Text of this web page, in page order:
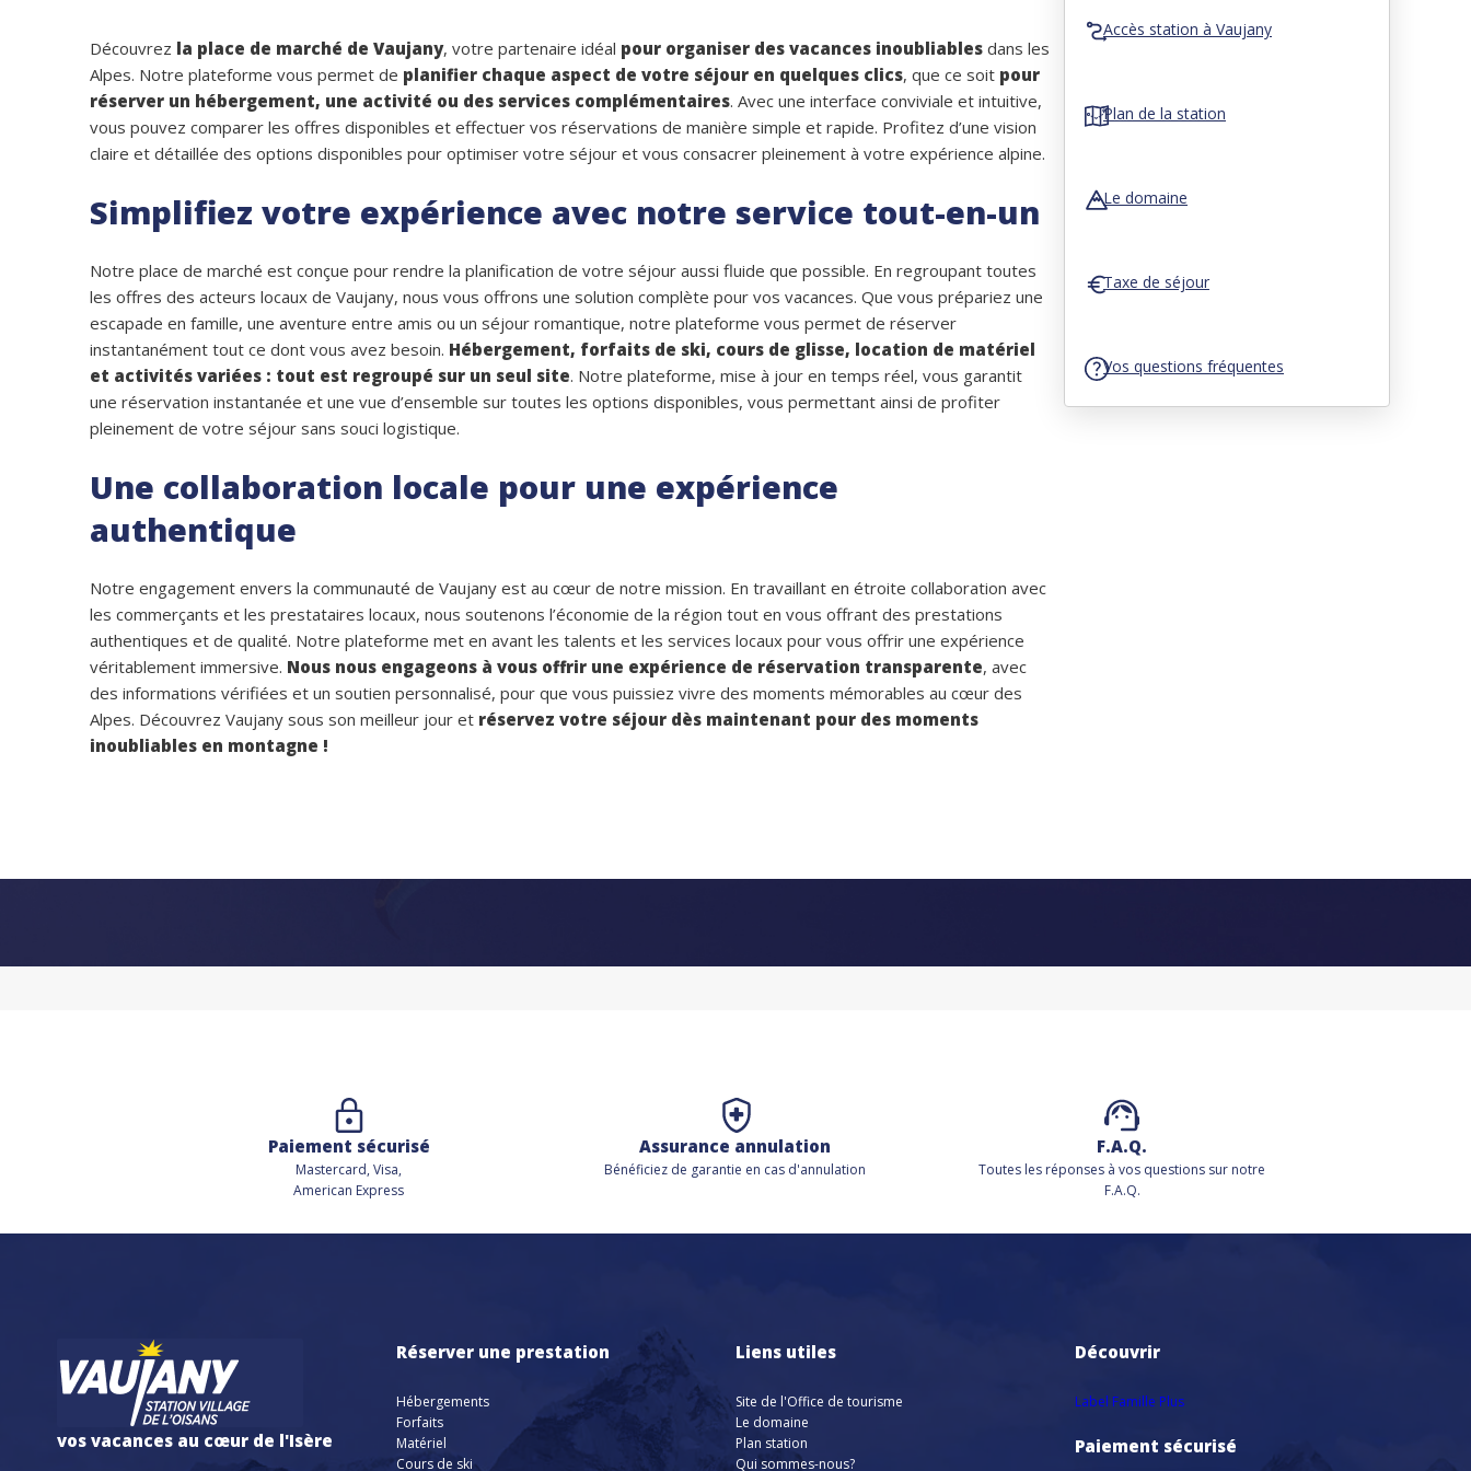
Découvrez la place de marché de Vaujany, votre partenaire idéal pour organiser des vacances inoubliables dans les
Alpes. Notre plateforme vous permet de planifier chaque aspect de votre séjour en quelques clics, que ce soit pour
réserver un hébergement, une activité ou des services complémentaires. Avec une interface conviviale et intuitive,
vous pouvez comparer les offres disponibles et effectuer vos réservations de manière simple et rapide. Profitez d’une vision
claire et détaillée des options disponibles pour optimiser votre séjour et vous consacrer pleinement à votre expérience alpine.
Simplifiez votre expérience avec notre service tout-en-un
Notre place de marché est conçue pour rendre la planification de votre séjour aussi fluide que possible. En regroupant toutes
les offres des acteurs locaux de Vaujany, nous vous offrons une solution complète pour vos vacances. Que vous prépariez une
escapade en famille, une aventure entre amis ou un séjour romantique, notre plateforme vous permet de réserver
instantanément tout ce dont vous avez besoin. Hébergement, forfaits de ski, cours de glisse, location de matériel
et activités variées : tout est regroupé sur un seul site. Notre plateforme, mise à jour en temps réel, vous garantit
une réservation instantanée et une vue d’ensemble sur toutes les options disponibles, vous permettant ainsi de profiter
pleinement de votre séjour sans souci logistique.
Une collaboration locale pour une expérience
authentique
Notre engagement envers la communauté de Vaujany est au cœur de notre mission. En travaillant en étroite collaboration avec
les commerçants et les prestataires locaux, nous soutenons l’économie de la région tout en vous offrant des prestations
authentiques et de qualité. Notre plateforme met en avant les talents et les services locaux pour vous offrir une expérience
véritablement immersive. Nous nous engageons à vous offrir une expérience de réservation transparente, avec
des informations vérifiées et un soutien personnalisé, pour que vous puissiez vivre des moments mémorables au cœur des
Alpes. Découvrez Vaujany sous son meilleur jour et réservez votre séjour dès maintenant pour des moments
inoubliables en montagne !
Accès station à Vaujany
Plan de la station
Le domaine
Taxe de séjour
Vos questions fréquentes
Paiement sécurisé
Mastercard, Visa,
American Express
Assurance annulation
Bénéficiez de garantie en cas d'annulation
F.A.Q.
Toutes les réponses à vos questions sur notre
F.A.Q.
vos vacances au cœur de l'Isère
Réserver une prestation
Hébergements
Forfaits
Matériel
Cours de ski
Liens utiles
Site de l'Office de tourisme
Le domaine
Plan station
Qui sommes-nous?
Découvrir
Label Famille Plus
Paiement sécurisé